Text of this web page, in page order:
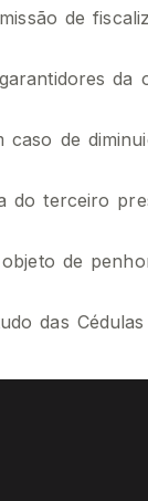
de
da
caso de
do terceiro
de
das